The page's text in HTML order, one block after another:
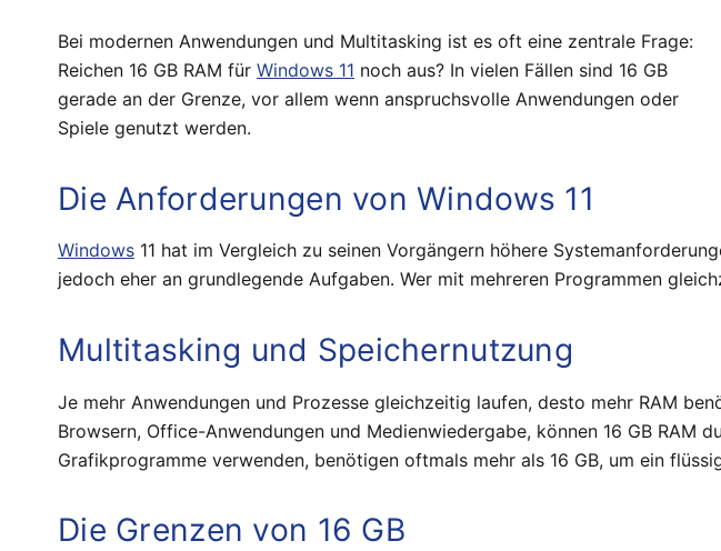
Bei modernen Anwendungen und Multitasking ist es oft eine zentrale Frage:
Reichen 16 GB RAM für Windows 11 noch aus? In vielen Fällen sind 16 GB
gerade an der Grenze, vor allem wenn anspruchsvolle Anwendungen oder
Spiele genutzt werden.
Die Anforderungen von Windows 11
Windows 11 hat im Vergleich zu seinen Vorgängern höhere
jedoch eher an grundlegende Aufgaben. Wer mit mehreren Programmen
Multitasking und Speichernutzung
Je mehr Anwendungen und Prozesse gleichzeitig laufen, desto mehr RAM
Browsern, Office-Anwendungen und Medienwiedergabe, können 16 GB RAM
Grafikprogramme verwenden, benötigen oftmals mehr als 16 GB, um ein
Die Grenzen von 16 GB